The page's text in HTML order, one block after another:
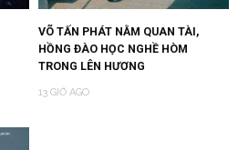
VÕ TẤN PHÁT NẰM QUAN TÀI,
HỒNG ĐÀO HỌC NGHỀ HÒM
TRONG LÊN HƯƠNG
13 GIỜ AGO